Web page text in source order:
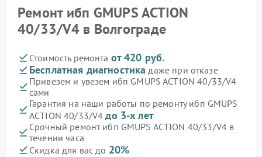
Ремонт ибп GMUPS ACTION
40/33/V4 в Волгограде
Стоимость ремонта от 420 руб.
Бесплатная диагностика даже при отказе
Привезем и увезем ибп GMUPS ACTION 40/33/V4
сами
Гарантия на наши работы по ремонту ибп GMUPS
ACTION 40/33/V4до 3-х лет
Срочный ремонт ибп GMUPS ACTION 40/33/V4 в
течении часа
Скидка для вас до 20%